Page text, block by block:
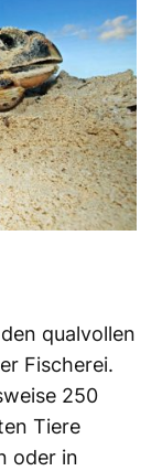
qualvollen
Fischerei.
250
Tiere
oder in